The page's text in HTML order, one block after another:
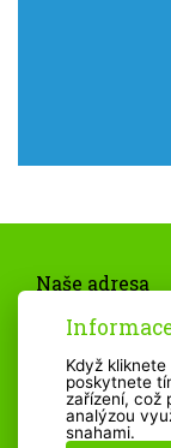
Naše adresa
Základní
593 01
Telefonní
+420 566
Kontakt
Když
poskytnete
zařízení, což
analýzou
snahami.